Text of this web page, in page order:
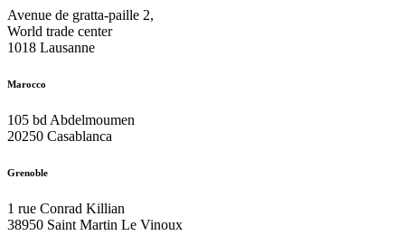
Avenue de gratta-paille 2,
World trade center
1018 Lausanne
Marocco
105 bd Abdelmoumen
20250 Casablanca
Grenoble
1 rue Conrad Killian
38950 Saint Martin Le Vinoux